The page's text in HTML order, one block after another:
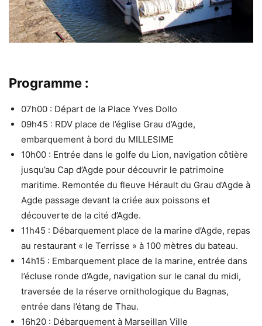
Programme :
07h00 : Départ de la Place Yves Dollo
09h45 : RDV place de l’église Grau d’Agde,
embarquement à bord du MILLESIME
10h00 : Entrée dans le golfe du Lion, navigation côtière
jusqu’au Cap d’Agde pour découvrir le patrimoine
maritime. Remontée du fleuve Hérault du Grau d’Agde à
Agde passage devant la criée aux poissons et
découverte de la cité d’Agde.
11h45 : Débarquement place de la marine d’Agde, repas
au restaurant « le Terrisse » à 100 mètres du bateau.
14h15 : Embarquement place de la marine, entrée dans
l’écluse ronde d’Agde, navigation sur le canal du midi,
traversée de la réserve ornithologique du Bagnas,
entrée dans l’étang de Thau.
16h20 : Débarquement à Marseillan Ville